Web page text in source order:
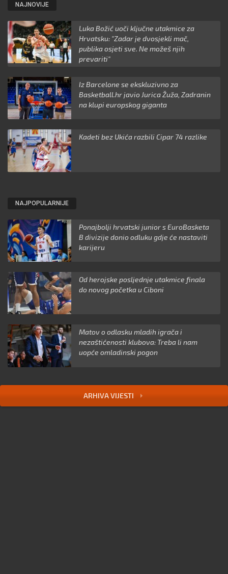
NAJNOVIJE
Luka Božić uoči ključne utakmice za
Hrvatsku: "Zadar je dvosjekli mač,
publika osjeti sve. Ne možeš njih
prevariti"
Iz Barcelone se ekskluzivno za
Basketball.hr javio Jurica Žuža, Zadranin
na klupi europskog giganta
Kadeti bez Ukića razbili Cipar 74 razlike
NAJPOPULARNIJE
Ponajbolji hrvatski junior s EuroBasketa
B divizije donio odluku gdje će nastaviti
karijeru
Od herojske posljednje utakmice finala
do novog početka u Ciboni
Matov o odlasku mladih igrača i
nezaštićenosti klubova: Treba li nam
uopće omladinski pogon
ARHIVA VIJESTI